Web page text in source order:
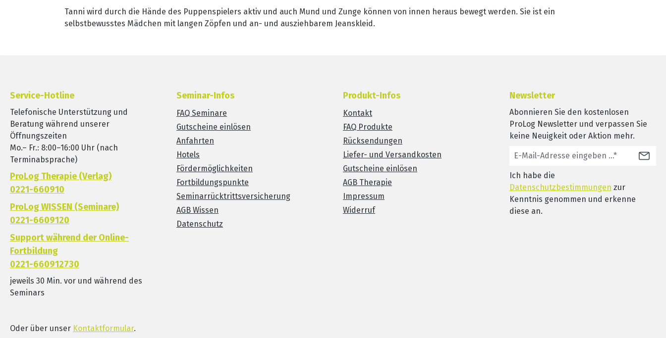
Tanni wird durch die Hände des Puppenspielers aktiv und auch Mund und Zunge können von innen heraus bewegt werden. Sie ist ein
selbstbewusstes Mädchen mit langen Zöpfen und an- und ausziehbarem Jeanskleid.
Service-Hotline
Telefonische Unterstützung und
Beratung während unserer
Öffnungszeiten
Mo.– Fr.: 8:00–16:00 Uhr (nach
Terminabsprache)
ProLog Therapie (Verlag)
0221-660910
ProLog WISSEN (Seminare)
0221-6609120
Support während der Online-
Fortbildung
0221-660912730
jeweils 30 Min. vor und während des
Seminars
Oder über unser Kontaktformular.
Seminar-Infos
FAQ Seminare
Gutscheine einlösen
Anfahrten
Hotels
Fördermöglichkeiten
Fortbildungspunkte
Seminarrücktrittsversicherung
AGB Wissen
Datenschutz
Produkt-Infos
Kontakt
FAQ Produkte
Rücksendungen
Liefer- und Versandkosten
Gutscheine einlösen
AGB Therapie
Impressum
Widerruf
Newsletter
Abonnieren Sie den kostenlosen
ProLog Newsletter und verpassen Sie
keine Neuigkeit oder Aktion mehr.
Ich habe die
Datenschutzbestimmungen zur
Kenntnis genommen und erkenne
diese an.